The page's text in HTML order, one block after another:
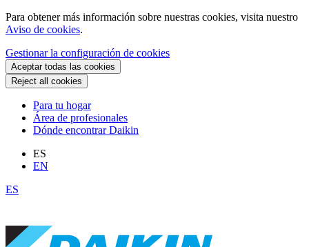
Para obtener más información sobre nuestras cookies, visita nuestro
Aviso de cookies.
Gestionar la configuración de cookies
Aceptar todas las cookies
Reject all cookies
Para tu hogar
Área de profesionales
Dónde encontrar Daikin
ES
EN
ES